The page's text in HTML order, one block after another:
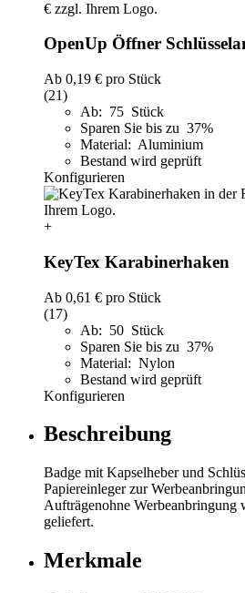
OpenUp Öffner
Ab 0,19 € pro Stück
(21)
Ab: 75 Stück
Sparen Sie bis zu 37%
Material: Aluminium
Bestand wird geprüft
Konfigurieren
+
KeyTex Karabinerhaken
Ab 0,61 € pro Stück
(17)
Ab: 50 Stück
Sparen Sie bis zu 37%
Material: Nylon
Bestand wird geprüft
Konfigurieren
Beschreibung
Badge mit Kapselheber und
Papiereinleger zur
Aufträgenohne
geliefert.
Merkmale